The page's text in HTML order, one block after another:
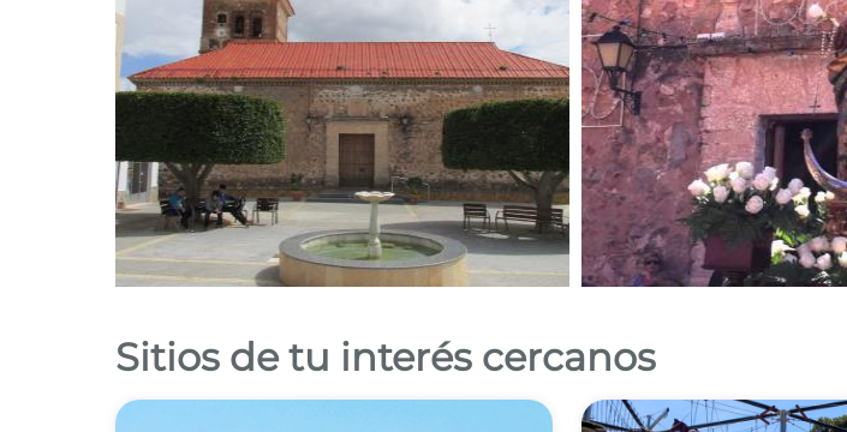
Sitios de tu interés cercanos